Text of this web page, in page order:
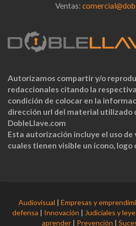
Ventas:
Autorizamos compartir y/o
redaccionales citando la
condición de colocar en la
dirección url del material utilizado
DobleLlave.com
Esta autorización incluye el uso de
cuales tienen visible un ícono, logo
Audiovisual | Empresas y
defensa | Innovación | Judiciales y
aprender | Prevención |